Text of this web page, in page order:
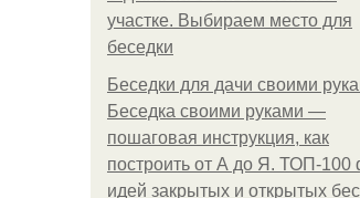
участке. Выбираем место для
беседки
Беседки для дачи своими
Беседка своими руками —
пошаговая инструкция, как
построить от А до Я. ТОП-100
идей закрытых и открытых